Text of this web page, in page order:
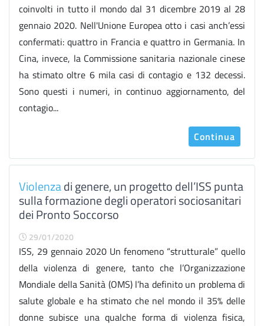
coinvolti in tutto il mondo dal 31 dicembre 2019 al 28
gennaio 2020. Nell'Unione Europea otto i casi anch’essi
confermati: quattro in Francia e quattro in Germania. In
Cina, invece, la Commissione sanitaria nazionale cinese
ha stimato oltre 6 mila casi di contagio e 132 decessi.
Sono questi i numeri, in continuo aggiornamento, del
contagio...
Continua
Violenzadi genere, un progetto dell’ISS punta
sulla formazione degli operatori sociosanitari
dei Pronto Soccorso
29/01/2020
ISS, 29 gennaio 2020 Un fenomeno “strutturale” quello
della violenza di genere, tanto che l’Organizzazione
Mondiale della Sanità (OMS) l’ha definito un problema di
salute globale e ha stimato che nel mondo il 35% delle
donne subisce una qualche forma di violenza fisica,